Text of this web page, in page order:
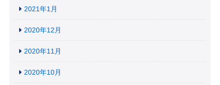
2021年1月
2020年12月
2020年11月
2020年10月